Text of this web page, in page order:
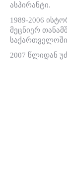
ასპირანტი.
1989-2006
მეცნიერ
2007 წლიდან